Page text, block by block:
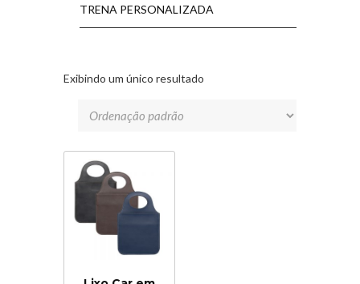
TRENA PERSONALIZADA
Exibindo um único resultado